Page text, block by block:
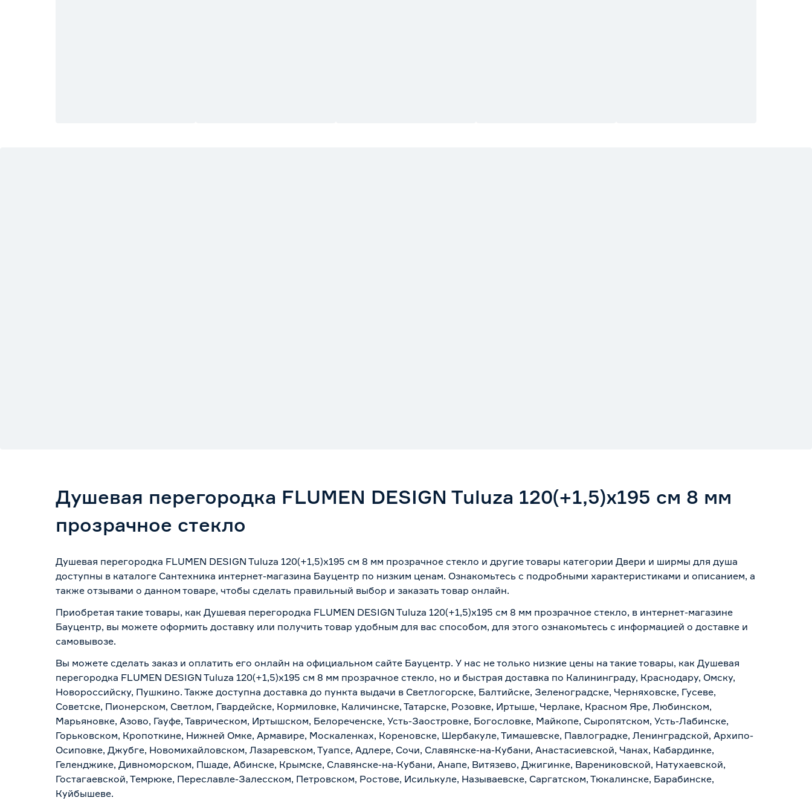
Душевая перегородка FLUMEN DESIGN Tuluza 120(+1,5)х195 см 8 мм
прозрачное стекло
Душевая перегородка FLUMEN DESIGN Tuluza 120(+1,5)х195 см 8 мм прозрачное стекло и другие товары категории Двери и ширмы для душа
доступны в каталоге Сантехника интернет-магазина Бауцентр по низким ценам. Ознакомьтесь с подробными характеристиками и описанием, а
также отзывами о данном товаре, чтобы сделать правильный выбор и заказать товар онлайн.
Приобретая такие товары, как Душевая перегородка FLUMEN DESIGN Tuluza 120(+1,5)х195 см 8 мм прозрачное стекло, в интернет-магазине
Бауцентр, вы можете оформить доставку или получить товар удобным для вас способом, для этого ознакомьтесь с информацией о доставке и
самовывозе.
Вы можете сделать заказ и оплатить его онлайн на официальном сайте Бауцентр. У нас не только низкие цены на такие товары, как Душевая
перегородка FLUMEN DESIGN Tuluza 120(+1,5)х195 см 8 мм прозрачное стекло, но и быстрая доставка по Калининграду, Краснодару, Омску,
Новороссийску, Пушкино. Также доступна доставка до пункта выдачи в Светлогорске, Балтийске, Зеленоградске, Черняховске, Гусеве,
Советске, Пионерском, Светлом, Гвардейске, Кормиловке, Каличинске, Татарске, Розовке, Иртыше, Черлаке, Красном Яре, Любинском,
Марьяновке, Азово, Гауфе, Таврическом, Иртышском, Белореченске, Усть-Заостровке, Богословке, Майкопе, Сыропятском, Усть-Лабинске,
Горьковском, Кропоткине, Нижней Омке, Армавире, Москаленках, Кореновске, Шербакуле, Тимашевске, Павлоградке, Ленинградской, Архипо-
Осиповке, Джубге, Новомихайловском, Лазаревском, Туапсе, Адлере, Сочи, Славянске-на-Кубани, Анастасиевской, Чанах, Кабардинке,
Геленджике, Дивноморском, Пшаде, Абинске, Крымске, Славянске-на-Кубани, Анапе, Витязево, Джигинке, Варениковской, Натухаевской,
Гостагаевской, Темрюке, Переславле-Залесском, Петровском, Ростове, Исилькуле, Называевске, Саргатском, Тюкалинске, Барабинске,
Куйбышеве.